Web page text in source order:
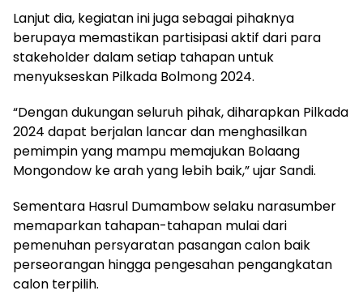
Lanjut dia, kegiatan ini juga sebagai pihaknya
berupaya memastikan partisipasi aktif dari para
stakeholder dalam setiap tahapan untuk
menyukseskan Pilkada Bolmong 2024.
“Dengan dukungan seluruh pihak, diharapkan Pilkada
2024 dapat berjalan lancar dan menghasilkan
pemimpin yang mampu memajukan Bolaang
Mongondow ke arah yang lebih baik,” ujar Sandi.
Sementara Hasrul Dumambow selaku narasumber
memaparkan tahapan-tahapan mulai dari
pemenuhan persyaratan pasangan calon baik
perseorangan hingga pengesahan pengangkatan
calon terpilih.